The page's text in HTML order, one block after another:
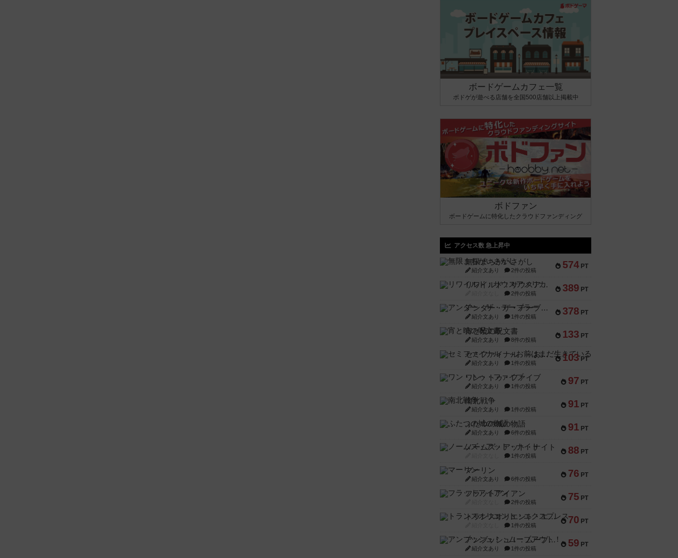
ボードゲームカフェ一覧
ボドゲが遊べる店舗を全国500店舗以上掲載中
ボドファン
ボードゲームに特化したクラウドファンディング
アクセス数 急上昇中
574 PT
無限まちがいさがし
紹介文あり 2件の投稿
389 PT
リワイルド：サウスアメリカ
2件の投稿
378 PT
アンダー・ザ・テーブラー
紹介文あり 1件の投稿
133 PT
宵と暁の呪文書
紹介文あり 8件の投稿
103 PT
セミファイナル ～お前はまだ生きている～
紹介文あり 1件の投稿
97 PT
ワン・トゥ・ファイブ
紹介文あり 1件の投稿
91 PT
南北戦争
紹介文あり 1件の投稿
91 PT
ふたつの城の物語
紹介文あり 6件の投稿
88 PT
ノームズ・アット・ナイト
1件の投稿
76 PT
マーリン
紹介文あり 6件の投稿
75 PT
フラットアイアン
2件の投稿
70 PT
トランスオリエント・エクスプレス
1件の投稿
59 PT
アンブッシュ！：ムーブアウト！
紹介文あり 1件の投稿